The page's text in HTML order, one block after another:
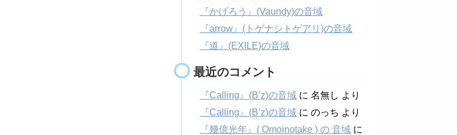
『かげろう』(Vaundy)の音域
『arrow』(トゲナシトゲアリ)の音域
『道』(EXILE)の音域
最近のコメント
『Calling』(B’z)の音域 に 名無し より
『Calling』(B’z)の音域 に のっち より
『幾億光年』( Omoinotake ) の 音域 に